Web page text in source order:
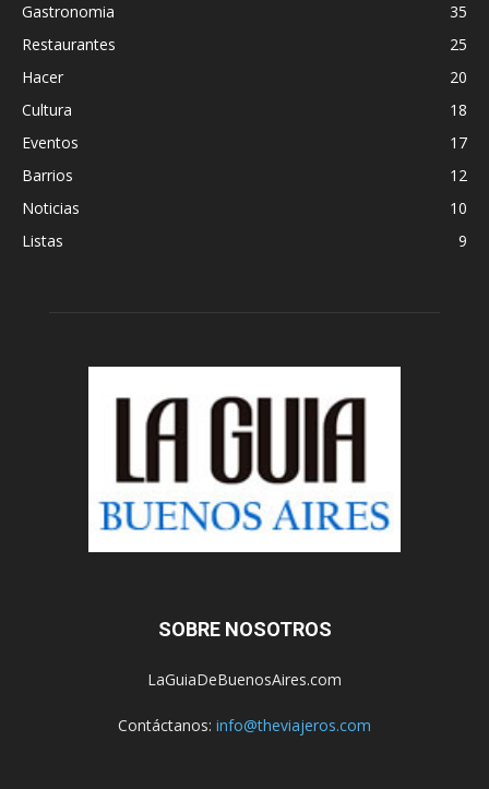
Gastronomia
35
Restaurantes
25
Hacer
20
Cultura
18
Eventos
17
Barrios
12
Noticias
10
Listas
9
SOBRE NOSOTROS
LaGuiaDeBuenosAires.com
Contáctanos: info@theviajeros.com